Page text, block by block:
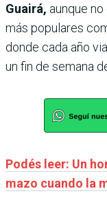
Guairá, aunque
más populares
donde cada año
un fin de semana
Podés leer: Un
mazo cuando la